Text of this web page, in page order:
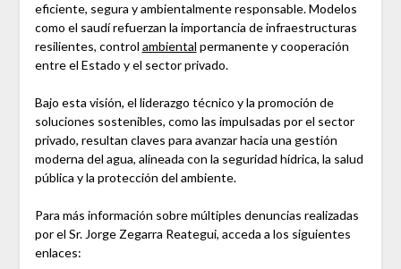
eficiente, segura y ambientalmente responsable. Modelos
como el saudí refuerzan la importancia de infraestructuras
resilientes, control ambiental permanente y cooperación
entre el Estado y el sector privado.
Bajo esta visión, el liderazgo técnico y la promoción de
soluciones sostenibles, como las impulsadas por el sector
privado, resultan claves para avanzar hacia una gestión
moderna del agua, alineada con la seguridad hídrica, la salud
pública y la protección del ambiente.
Para más información sobre múltiples denuncias realizadas
por el Sr. Jorge Zegarra Reategui, acceda a los siguientes
enlaces: